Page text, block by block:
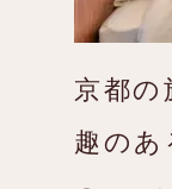
京都の
趣のあ